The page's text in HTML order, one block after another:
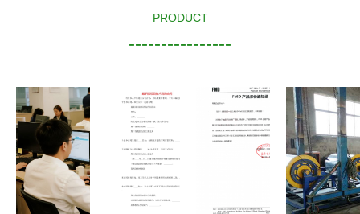
PRODUCT
----------------